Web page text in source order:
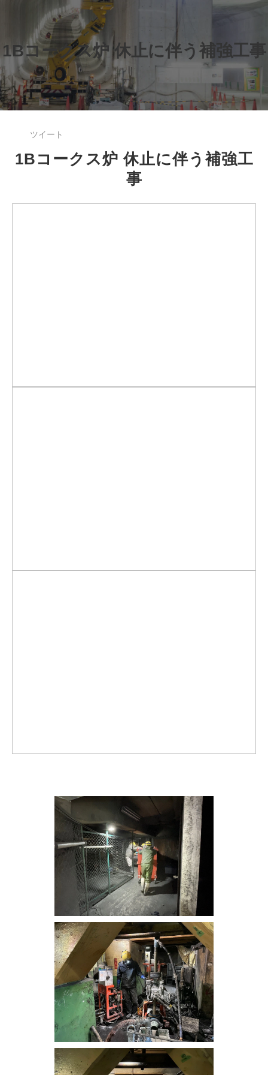
1Bコークス炉 休止に伴う補強工事
ツイート
1Bコークス炉 休止に伴う補強工
事